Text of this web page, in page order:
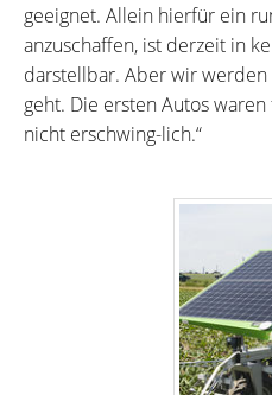
geeignet. Allein hierfür ein
anzuschaffen, ist derzeit in
darstellbar. Aber wir werden
geht. Die ersten Autos
nicht erschwing-lich.“